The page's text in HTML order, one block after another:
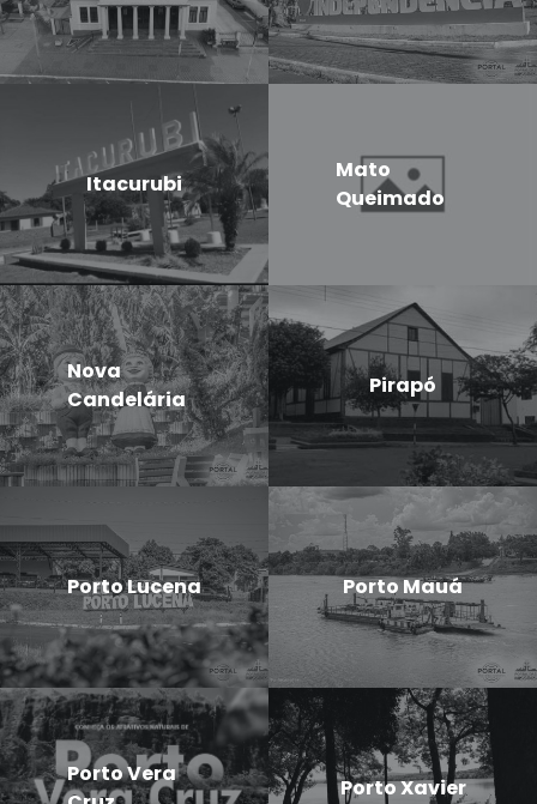
Itacurubi
Mato
Queimado
Nova
Candelária
Pirapó
Porto Lucena Porto Mauá
Porto Vera
Porto Xavier